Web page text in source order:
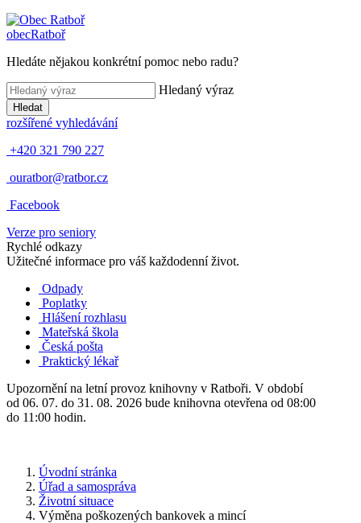
obecRatboř
Hledáte nějakou konkrétní pomoc nebo radu?
Hledaný výraz
Hledat
rozšířené vyhledávání
+420 321 790 227
ouratbor@ratbor.cz
Facebook
Verze pro seniory
Rychlé odkazy
Užitečné informace pro váš každodenní život.
Odpady
Poplatky
Hlášení rozhlasu
Mateřská škola
Česká pošta
Praktický lékař
Upozornění na letní provoz knihovny v Ratboři. V období
od 06. 07. do 31. 08. 2026 bude knihovna otevřena od 08:00
do 11:00 hodin.
Úvodní stránka
Úřad a samospráva
Životní situace
Výměna poškozených bankovek a mincí